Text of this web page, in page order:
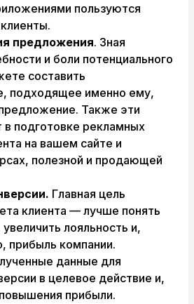
пользуются
предложения. Зная
и боли потенциального
составить
подходящее именно ему,
Также эти
в подготовке рекламных
на вашем сайте и
полезной и продающей
Главная цель
клиента — лучше понять
лояльность и,
прибыль компании.
данные для
в целевое действие и,
прибыли.